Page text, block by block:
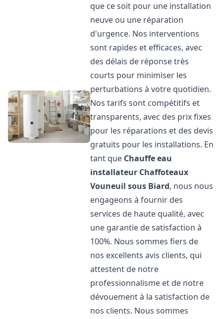
que ce soit pour une installation
neuve ou une réparation
d'urgence. Nos interventions
sont rapides et efficaces, avec
des délais de réponse très
courts pour minimiser les
perturbations à votre quotidien.
Nos tarifs sont compétitifs et
transparents, avec des prix fixes
pour les réparations et des devis
gratuits pour les installations. En
tant que Chauffe eau
installateur Chaffoteaux
Vouneuil sous Biard, nous nous
engageons à fournir des
services de haute qualité, avec
une garantie de satisfaction à
100%. Nous sommes fiers de
nos excellents avis clients, qui
attestent de notre
professionnalisme et de notre
dévouement à la satisfaction de
nos clients. Nous sommes